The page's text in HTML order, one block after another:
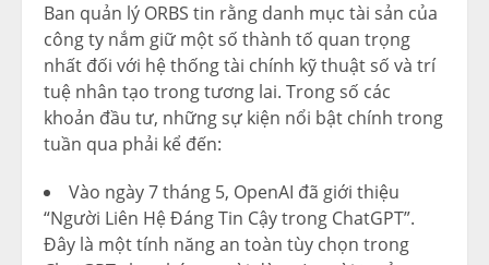
Ban quản lý ORBS tin rằng danh mục tài sản của
công ty nắm giữ một số thành tố quan trọng
nhất đối với hệ thống tài chính kỹ thuật số và trí
tuệ nhân tạo trong tương lai. Trong số các
khoản đầu tư, những sự kiện nổi bật chính trong
tuần qua phải kể đến:
Vào ngày 7 tháng 5, OpenAI đã giới thiệu
“Người Liên Hệ Đáng Tin Cậy trong ChatGPT”.
Đây là một tính năng an toàn tùy chọn trong